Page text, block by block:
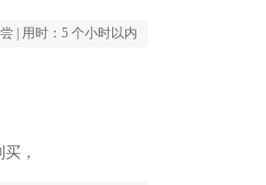
| 用时： 5 个小时以内
，